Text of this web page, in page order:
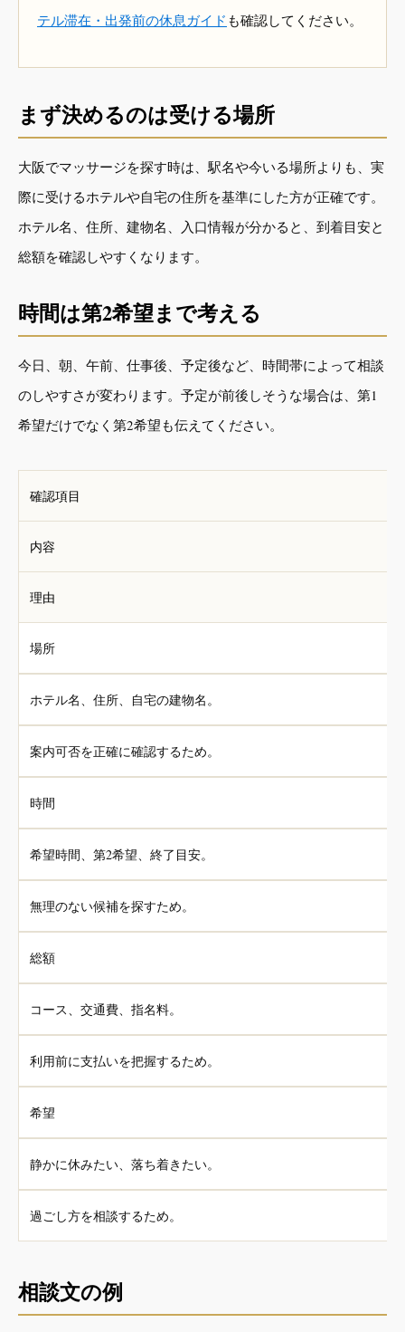
テル滞在・出発前の休息ガイド も確認してください。
まず決めるのは受ける場所
大阪でマッサージを探す時は、駅名や今いる場所よりも、実
際に受けるホテルや自宅の住所を基準にした方が正確です。
ホテル名、住所、建物名、入口情報が分かると、到着目安と
総額を確認しやすくなります。
時間は第2希望まで考える
今日、朝、午前、仕事後、予定後など、時間帯によって相談
のしやすさが変わります。予定が前後しそうな場合は、第1
希望だけでなく第2希望も伝えてください。
確認項目
内容
理由
場所
ホテル名、住所、自宅の建物名。
案内可否を正確に確認するため。
時間
希望時間、第2希望、終了目安。
無理のない候補を探すため。
総額
コース、交通費、指名料。
利用前に支払いを把握するため。
希望
静かに休みたい、落ち着きたい。
過ごし方を相談するため。
相談文の例